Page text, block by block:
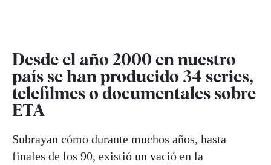
Desde el año 2000 en nuestro
país se han producido 34 series,
telefilmes o documentales sobre
ETA
Subrayan cómo durante muchos años, hasta
finales de los 90, existió un vació en la